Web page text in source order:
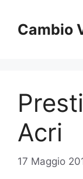
contenuto
Cambio
Acri
17 Maggio